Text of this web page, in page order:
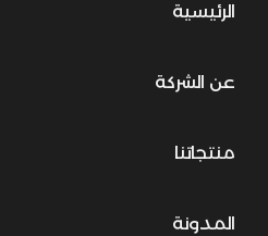
الرئيسية
عن الشركة
منتجاتنا
المدونة